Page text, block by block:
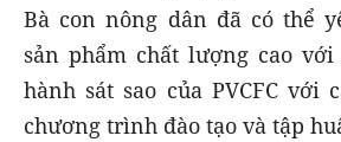
Bà con nông dân đã có thể
sản phẩm chất lượng cao
hành sát sao của PVCFC với
chương trình đào tạo và tập